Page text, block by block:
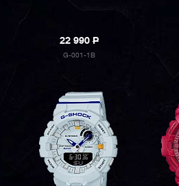
22 990P
G-001-1B